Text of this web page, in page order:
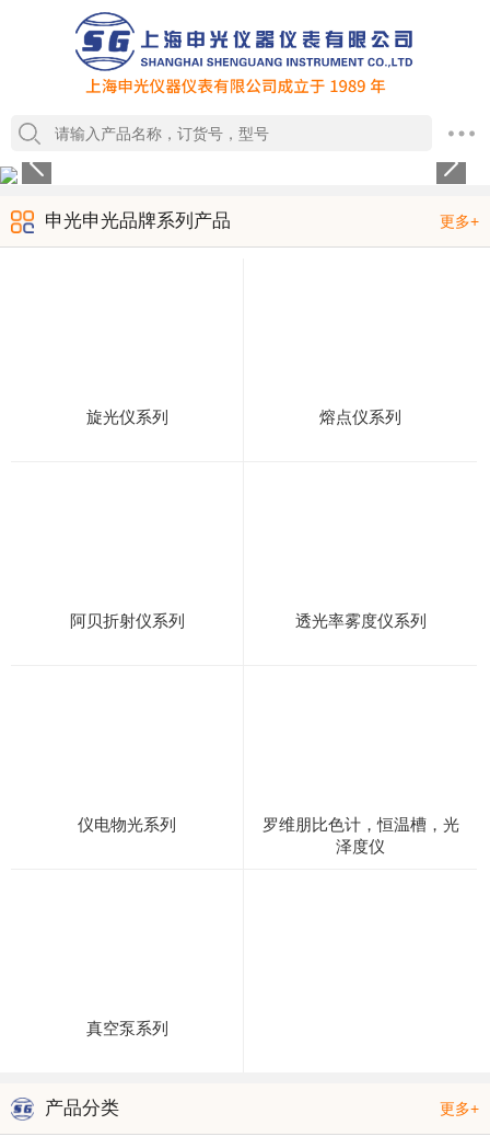
申光申光品牌系列产品 更多+
旋光仪系列 熔点仪系列
阿贝折射仪系列 透光率雾度仪系列
仪电物光系列
罗维朋比色计，恒温槽，光
泽度仪
真空泵系列
产品分类 更多+